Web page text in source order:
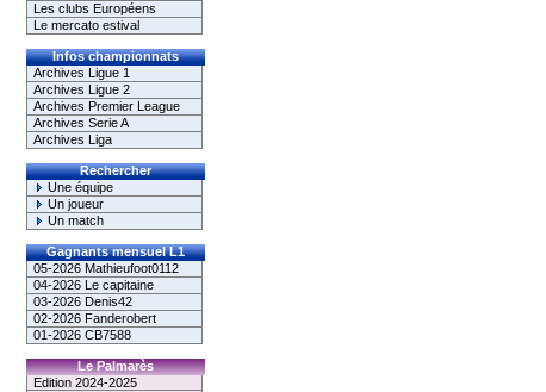
Les clubs Européens
Le mercato estival
Infos championnats
Archives Ligue 1
Archives Ligue 2
Archives Premier League
Archives Serie A
Archives Liga
Rechercher
Une équipe
Un joueur
Un match
Gagnants mensuel L1
05-2026 Mathieufoot0112
04-2026 Le capitaine
03-2026 Denis42
02-2026 Fanderobert
01-2026 CB7588
Le Palmarès
Edition 2024-2025